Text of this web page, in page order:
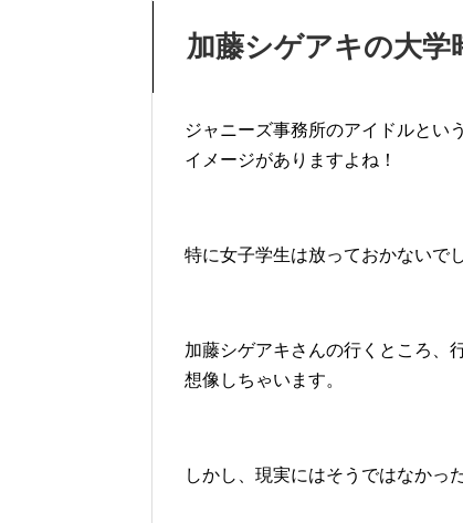
加藤シゲアキの大学
ジャニーズ事務所のアイドルとい
イメージがありますよね！
特に女子学生は放っておかないで
加藤シゲアキさんの行くところ、
想像しちゃいます。
しかし、現実にはそうではなかっ